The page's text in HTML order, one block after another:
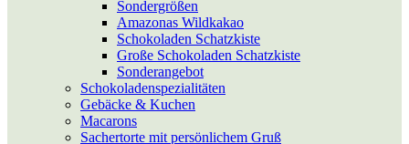
Sondergrößen
Amazonas Wildkakao
Schokoladen Schatzkiste
Große Schokoladen Schatzkiste
Sonderangebot
Schokoladen­spezialitäten
Gebäcke & Kuchen
Macarons
Sacher­torte mit per­sön­lichem Gruß